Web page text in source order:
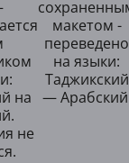
на
не
макетом -
переведено
на языки:
Таджикский
—